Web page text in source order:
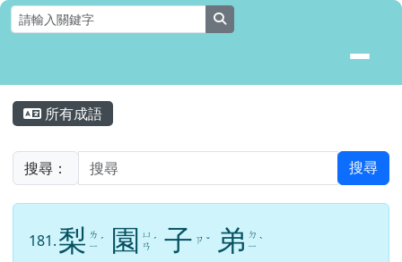
跳至主內容區
花蓮縣壽豐鄉月眉國民小學全球資
主內容區域
所有成語
搜尋： 搜尋
181.梨 ㄌ
ㄧ ˊ 園
ㄩ
ㄢ ˊ 子 ㄗ ˇ 弟 ㄉ
ㄧ ˋ
頁尾區域